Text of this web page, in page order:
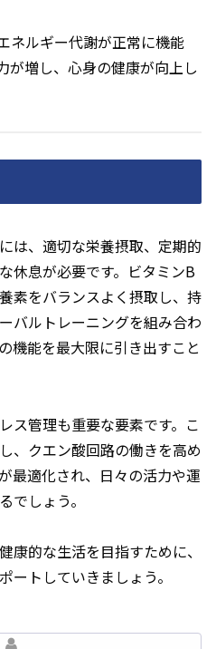
ネルギー代謝が正常に機能
が増し、心身の健康が向上し
は、適切な栄養摂取、定期的
休息が必要です。ビタミンB
素をバランスよく摂取し、持
バルトレーニングを組み合わ
機能を最大限に引き出すこと
ス管理も重要な要素です。こ
、クエン酸回路の働きを高め
最適化され、日々の活力や運
でしょう。
康的な生活を目指すために、
ートしていきましょう。